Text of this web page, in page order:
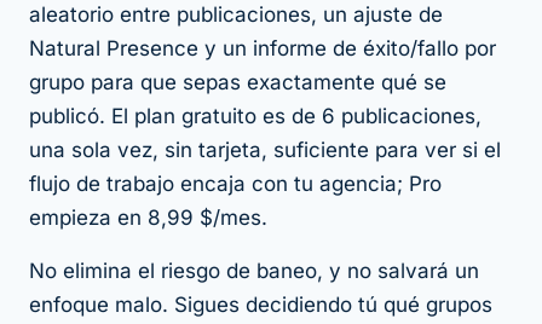
aleatorio entre publicaciones, un ajuste de
Natural Presence y un informe de éxito/fallo por
grupo para que sepas exactamente qué se
publicó. El plan gratuito es de 6 publicaciones,
una sola vez, sin tarjeta, suficiente para ver si el
flujo de trabajo encaja con tu agencia; Pro
empieza en 8,99 $/mes.
No elimina el riesgo de baneo, y no salvará un
enfoque malo. Sigues decidiendo tú qué grupos